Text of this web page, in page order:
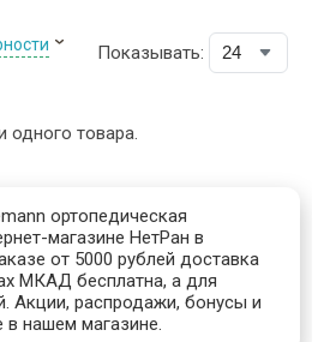
Показывать:
одного товара.
ортопедическая
магазине НетРан в
от 5000 рублей доставка
МКАД бесплатна, а для
Акции, распродажи, бонусы и
в нашем магазине.